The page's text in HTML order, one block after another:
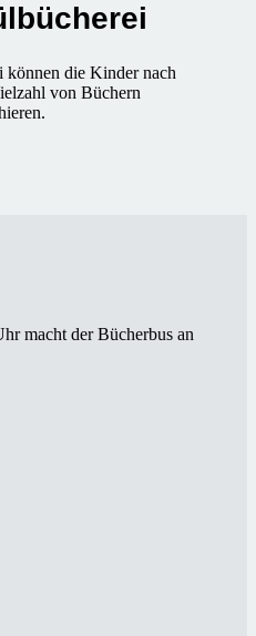
können die Kinder nach
von Büchern
macht der Bücherbus an